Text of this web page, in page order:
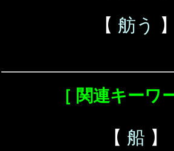
【 舫う 】
［ 関連キーワ
【 船 】